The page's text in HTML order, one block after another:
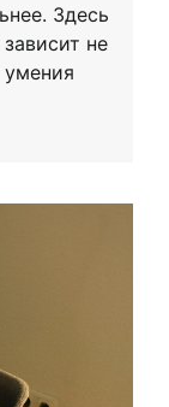
Здесь
не